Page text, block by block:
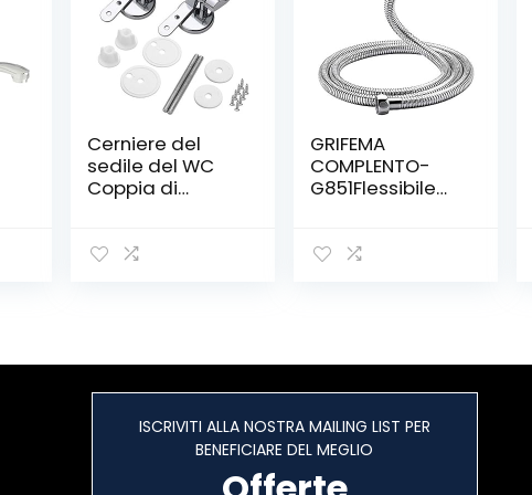
Cerniere del
sedile del WC
Coppia di
in lega
Compresi i
Raccordi
GRIFEMA
COMPLENTO-
G851Flessibile
Inossidabile
Argento/Cromo
ISCRIVITI ALLA NOSTRA MAILING LIST PER
BENEFICIARE DEL MEGLIO